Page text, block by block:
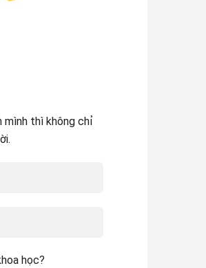
mình thì không chỉ
học?